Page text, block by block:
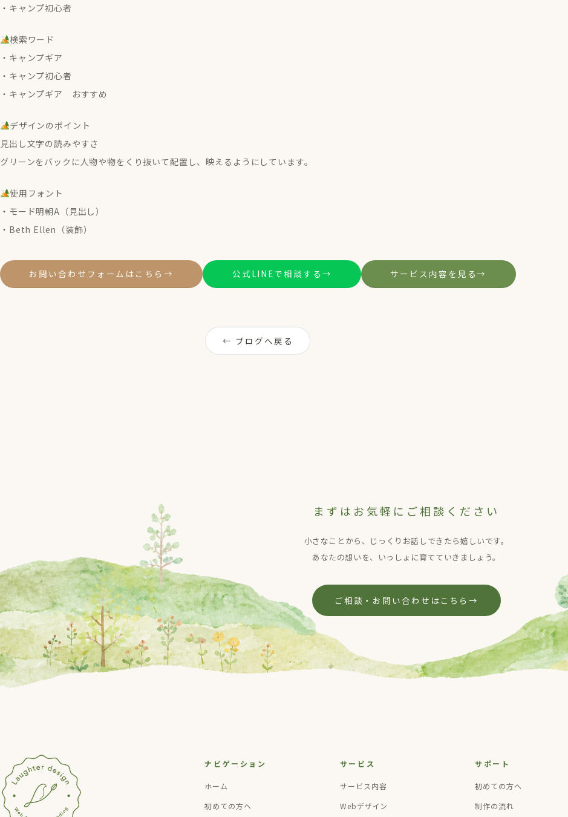
・キャンプ初心者
検索ワード
・キャンプギア
・キャンプ初心者
・キャンプギア おすすめ
デザインのポイント
見出し文字の読みやすさ
グリーンをバックに人物や物をくり抜いて配置し、映えるようにしています。
使用フォント
・モード明朝A（見出し）
・Beth Ellen（装飾）
お問い合わせフォームはこちら → 公式LINEで相談する → サービス内容を見る→
← ブログへ戻る
まずはお気軽にご相談ください
小さなことから、じっくりお話しできたら嬉しいです。
あなたの想いを、いっしょに育てていきましょう。
ご相談・お問い合わせはこちら→
ナビゲーション
ホーム
初めての方へ
サービス
サービス内容
Webデザイン
サポート
初めての方へ
制作の流れ